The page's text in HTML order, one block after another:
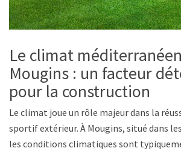
Le climat
Mougins : un facteur
pour la construction
Le climat joue un rôle majeur dans la
sportif extérieur. À Mougins, situé dans
les conditions climatiques sont